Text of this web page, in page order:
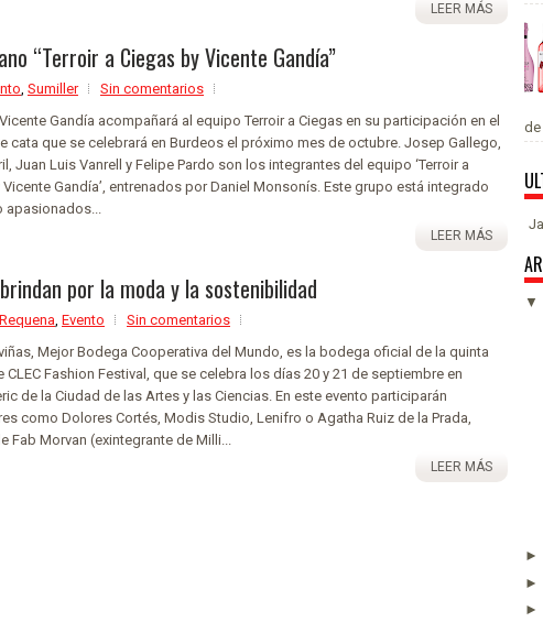
LEER MÁS
“Terroir a Ciegas by Vicente Gandía”
, Sumiller
Sin comentarios
Gandía acompañará al equipo Terroir a Ciegas en su participación en el
cata que se celebrará en Burdeos el próximo mes de octubre. Josep Gallego,
Juan Luis Vanrell y Felipe Pardo son los integrantes del equipo ‘Terroir a
Gandía’, entrenados por Daniel Monsonís. Este grupo está integrado
apasionados...
LEER MÁS
por la moda y la sostenibilidad
, Evento
Sin comentarios
Mejor Bodega Cooperativa del Mundo, es la bodega oficial de la quinta
CLEC Fashion Festival, que se celebra los días 20 y 21 de septiembre en
de la Ciudad de las Artes y las Ciencias. En este evento participarán
como Dolores Cortés, Modis Studio, Lenifro o Agatha Ruiz de la Prada,
Fab Morvan (exintegrante de Milli...
LEER MÁS
de
▼
►
►
►